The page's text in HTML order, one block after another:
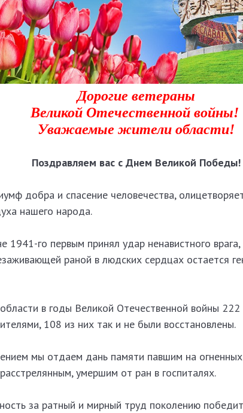
Дорогие ветераны
Великой Отечественной войны!
Уважаемые жители области!
Поздравляем вас с Днем Великой Победы!
добра и спасение человечества,
нашего народа.
1941-го первым принял удар ненавистного
раной в людских сердцах остается
в годы Великой Отечественной войны 222
108 из них так и не были восстановлены.
мы отдаем дань памяти павшим на
умершим от ран в госпиталях.
за ратный и мирный труд поколению